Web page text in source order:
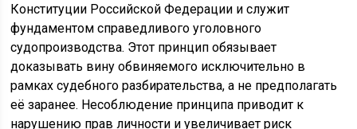
Конституции Российской Федерации и служит
фундаментом справедливого уголовного
судопроизводства. Этот принцип обязывает
доказывать вину обвиняемого исключительно в
рамках судебного разбирательства, а не предполагать
её заранее. Несоблюдение принципа приводит к
нарушению прав личности и увеличивает риск